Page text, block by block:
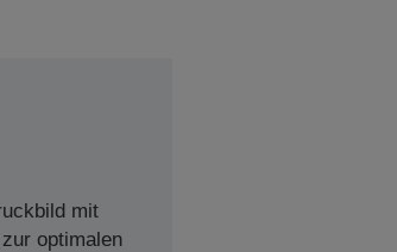
mit
optimalen